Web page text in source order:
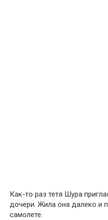
Как-то раз тетя Шура
дочери. Жила она далеко и
самолете.